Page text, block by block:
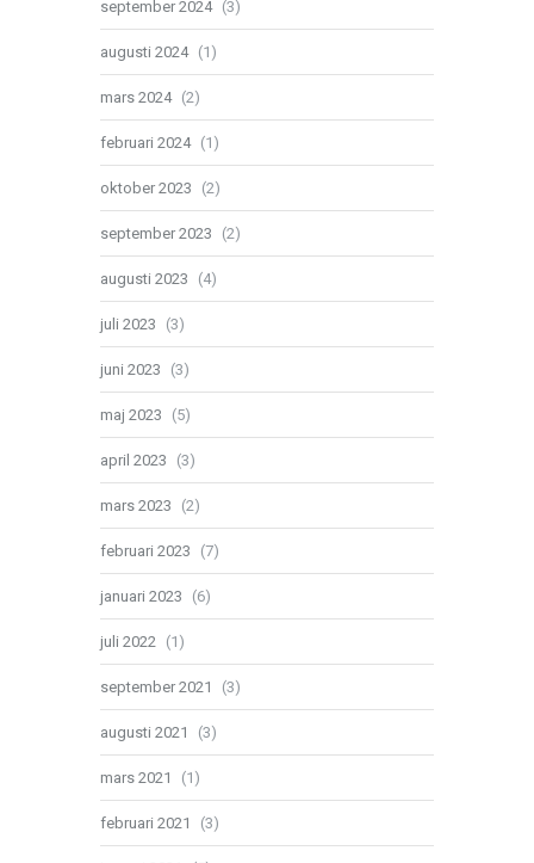
september 2024 (3)
augusti 2024 (1)
mars 2024 (2)
februari 2024 (1)
oktober 2023 (2)
september 2023 (2)
augusti 2023 (4)
juli 2023 (3)
juni 2023 (3)
maj 2023 (5)
april 2023 (3)
mars 2023 (2)
februari 2023 (7)
januari 2023 (6)
juli 2022 (1)
september 2021 (3)
augusti 2021 (3)
mars 2021 (1)
februari 2021 (3)